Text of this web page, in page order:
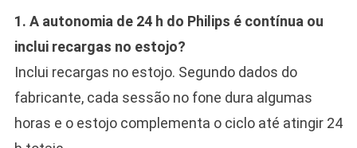
1. A autonomia de 24 h do Philips é contínua ou
inclui recargas no estojo?
Inclui recargas no estojo. Segundo dados do
fabricante, cada sessão no fone dura algumas
horas e o estojo complementa o ciclo até atingir 24